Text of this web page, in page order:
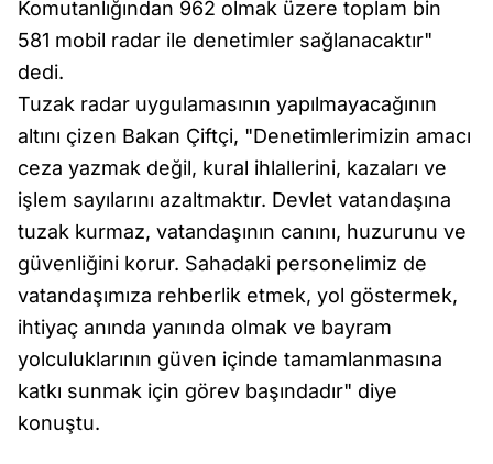
Komutanlığından 962 olmak üzere toplam bin
581 mobil radar ile denetimler sağlanacaktır"
dedi.
Tuzak radar uygulamasının yapılmayacağının
altını çizen Bakan Çiftçi, "Denetimlerimizin amacı
ceza yazmak değil, kural ihlallerini, kazaları ve
işlem sayılarını azaltmaktır. Devlet vatandaşına
tuzak kurmaz, vatandaşının canını, huzurunu ve
güvenliğini korur. Sahadaki personelimiz de
vatandaşımıza rehberlik etmek, yol göstermek,
ihtiyaç anında yanında olmak ve bayram
yolculuklarının güven içinde tamamlanmasına
katkı sunmak için görev başındadır" diye
konuştu.